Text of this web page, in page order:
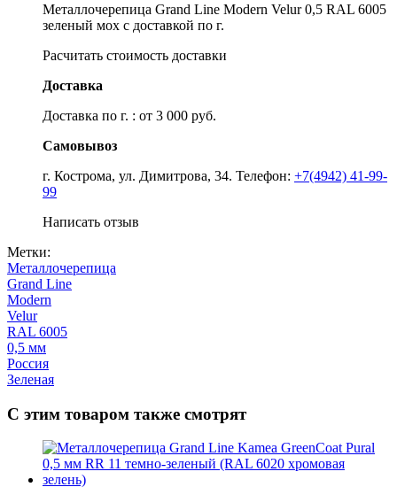
Металлочерепица Grand Line Modern Velur 0,5 RAL 6005
зеленый мох с доставкой по г.
Расчитать стоимость доставки
Доставка
Доставка по г. : от 3 000 руб.
Самовывоз
г. Кострома, ул. Димитрова, 34. Телефон: +7(4942) 41-99-
99
Написать отзыв
Метки:
Металлочерепица
Grand Line
Modern
Velur
RAL 6005
0,5 мм
Россия
Зеленая
С этим товаром также смотрят